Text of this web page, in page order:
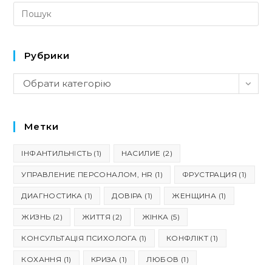
Рубрики
Рубрики
Обрати категорію
Метки
ІНФАНТИЛЬНІСТЬ (1) НАСИЛИЕ (2)
УПРАВЛЕНИЕ ПЕРСОНАЛОМ, HR (1) ФРУСТРАЦИЯ (1)
ДИАГНОСТИКА (1) ДОВІРА (1) ЖЕНЩИНА (1)
ЖИЗНЬ (2) ЖИТТЯ (2) ЖІНКА (5)
КОНСУЛЬТАЦІЯ ПСИХОЛОГА (1) КОНФЛІКТ (1)
КОХАННЯ (1) КРИЗА (1) ЛЮБОВ (1)